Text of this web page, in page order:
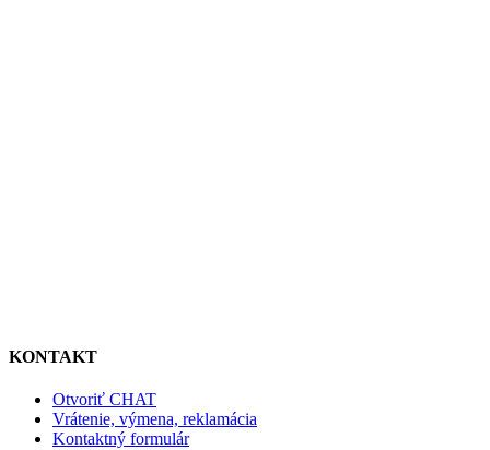
KONTAKT
Otvoriť CHAT
Vrátenie, výmena, reklamácia
Kontaktný formulár